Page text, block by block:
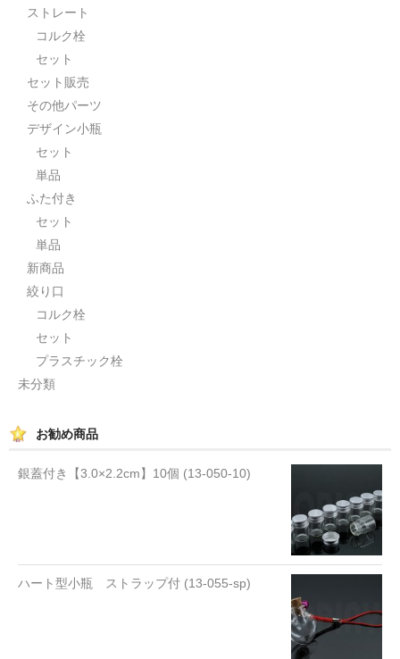
ストレート
コルク栓
セット
セット販売
その他パーツ
デザイン小瓶
セット
単品
ふた付き
セット
単品
新商品
絞り口
コルク栓
セット
プラスチック栓
未分類
お勧め商品
銀蓋付き【3.0×2.2cm】10個 (13-050-10)
ハート型小瓶 ストラップ付 (13-055-sp)